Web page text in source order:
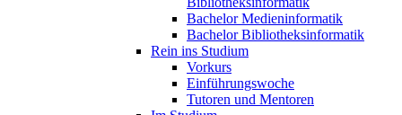
Bachelor Medieninformatik
Bachelor Bibliotheksinformatik
Rein ins Studium
Vorkurs
Einführungswoche
Tutoren und Mentoren